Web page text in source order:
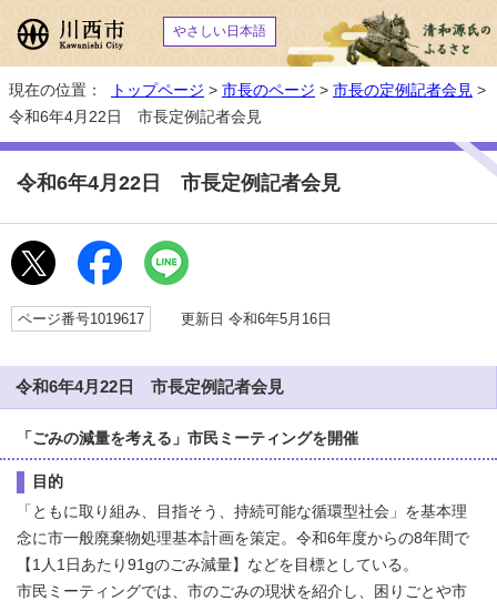
やさしい日本語
現在の位置： トップページ > 市長のページ > 市長の定例記者会見 >
令和6年4月22日 市長定例記者会見
令和6年4月22日 市長定例記者会見
ページ番号1019617 更新日 令和6年5月16日
令和6年4月22日 市長定例記者会見
「ごみの減量を考える」市民ミーティングを開催
目的
「ともに取り組み、目指そう、持続可能な循環型社会」を基本理
念に市一般廃棄物処理基本計画を策定。令和6年度からの8年間で
【1人1日あたり91gのごみ減量】などを目標としている。
市民ミーティングでは、市のごみの現状を紹介し、困りごとや市